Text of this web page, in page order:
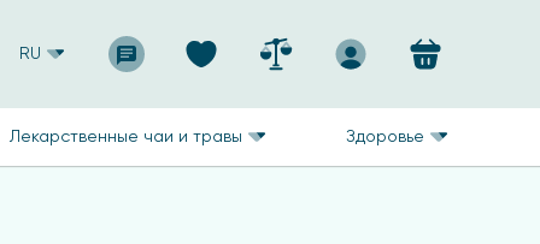
RU
Лекарственные чаи и травы Здоровье